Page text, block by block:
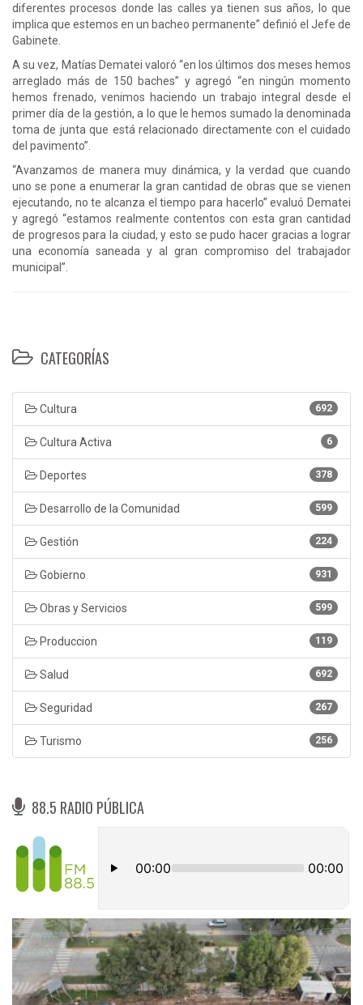
diferentes procesos donde las calles ya tienen sus años, lo que
implica que estemos en un bacheo permanente” definió el Jefe de
Gabinete.
A su vez, Matías Dematei valoró “en los últimos dos meses hemos
arreglado más de 150 baches” y agregó “en ningún momento
hemos frenado, venimos haciendo un trabajo integral desde el
primer día de la gestión, a lo que le hemos sumado la denominada
toma de junta que está relacionado directamente con el cuidado
del pavimento”.
“Avanzamos de manera muy dinámica, y la verdad que cuando
uno se pone a enumerar la gran cantidad de obras que se vienen
ejecutando, no te alcanza el tiempo para hacerlo” evaluó Dematei
y agregó “estamos realmente contentos con esta gran cantidad
de progresos para la ciudad, y esto se pudo hacer gracias a lograr
una economía saneada y al gran compromiso del trabajador
municipal”.
CATEGORÍAS
692
Cultura
6
Cultura Activa
378
Deportes
599
Desarrollo de la Comunidad
224
Gestión
931
Gobierno
599
Obras y Servicios
119
Produccion
692
Salud
267
Seguridad
256
Turismo
88.5 RADIO PÚBLICA